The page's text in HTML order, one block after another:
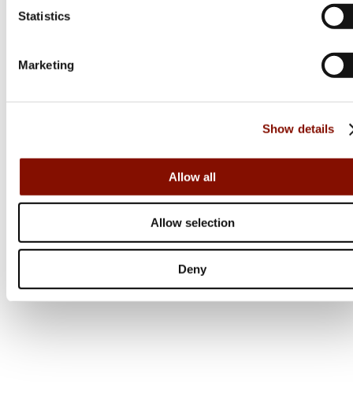
Statistics
Marketing
Show details
Allow all
Allow selection
Deny
Online: I lager